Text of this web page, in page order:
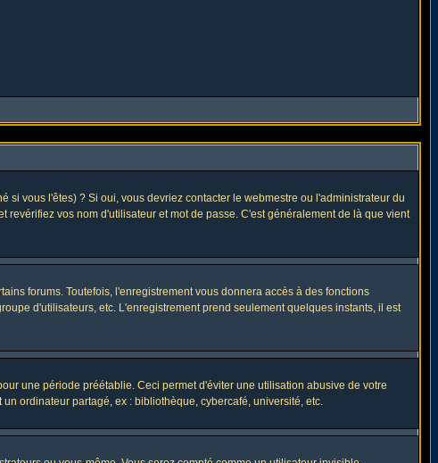
si vous l'êtes) ? Si oui, vous devriez contacter le webmestre ou l'administrateur du
vos nom d'utilisateur et mot de passe. C'est généralement de là que vient
forums. Toutefois, l'enregistrement vous donnera accès à des fonctions
d'utilisateurs, etc. L'enregistrement prend seulement quelques instants, il est
une période préétablie. Ceci permet d'éviter une utilisation abusive de votre
ordinateur partagé, ex : bibliothèque, cybercafé, université, etc.